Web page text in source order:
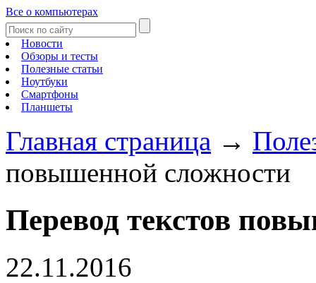
Все о компьютерах
Новости
Обзоры и тесты
Полезные статьи
Ноутбуки
Смартфоны
Планшеты
Главная страница →
повышенной сложности
Перевод текстов
22.11.2016